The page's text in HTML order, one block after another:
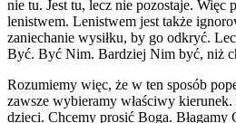
nie tu. Jest tu, lecz nie pozostaje. Więc
lenistwem. Lenistwem jest także
zaniechanie wysiłku, by go odkryć.
Być. Być Nim. Bardziej Nim być, niż
Rozumiemy więc, że w ten sposób
zawsze wybieramy właściwy kierunek.
dzieci. Chcemy prosić Boga.